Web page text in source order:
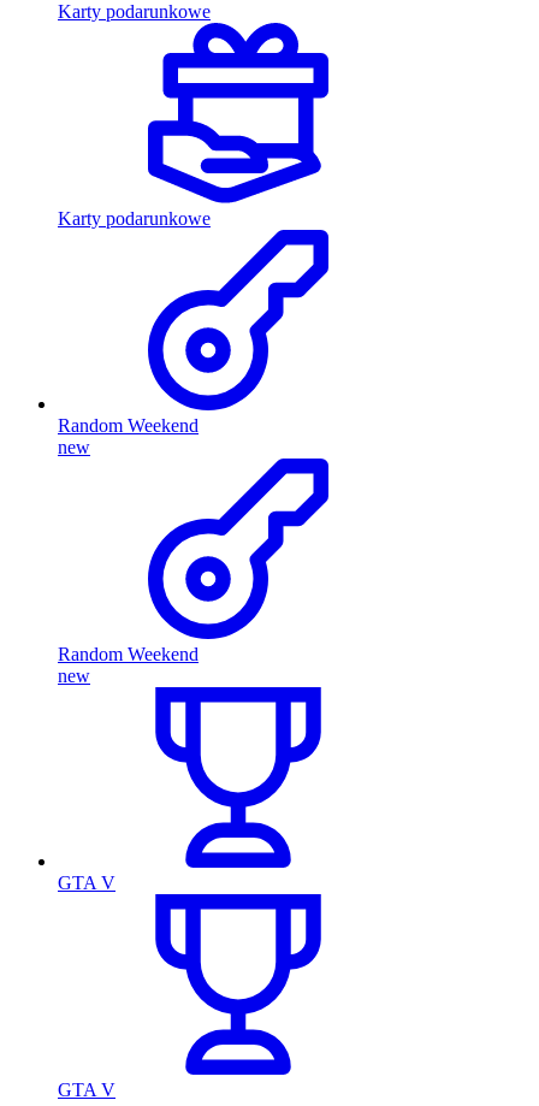
Karty podarunkowe
Karty podarunkowe
Random Weekend
new
Random Weekend
new
GTA V
GTA V